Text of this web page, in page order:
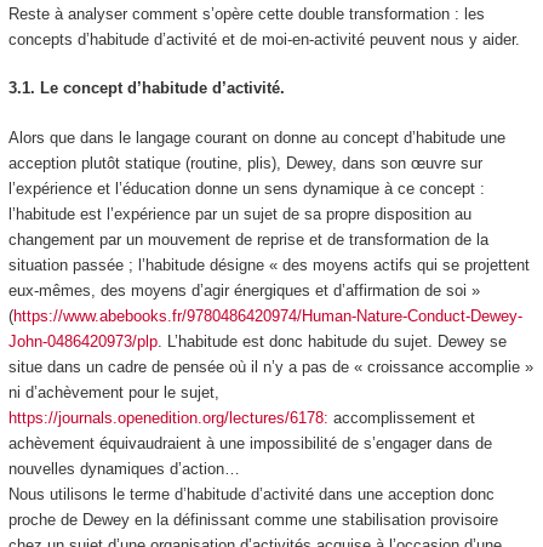
Reste à analyser comment s’opère cette double transformation : les
concepts d’habitude d’activitéet de moi-en-activitépeuvent nous y aider.
3.1. Le concept d’habitude d’activité.
Alors que dans le langage courant on donne au concept d’habitude une
acception plutôt statique (routine, plis), Dewey, dans son œuvre sur
l’expérience et l’éducation donne un sens dynamiqueà ce concept :
l’habitude est l’expérience par un sujet de sa propre disposition au
changement par un mouvement de reprise et de transformation de la
situation passée; l’habitude désigne « des moyens actifs qui se projettent
eux-mêmes, des moyens d’agir énergiques et d’affirmation de soi »
(https://www.abebooks.fr/9780486420974/Human-Nature-Conduct-Dewey-
John-0486420973/plp. L’habitude est donc habitude du sujet. Dewey se
situe dans un cadre de pensée où il n’y a pas de « croissance accomplie »
ni d’achèvement pour le sujet,
https://journals.openedition.org/lectures/6178: accomplissement et
achèvement équivaudraient à une impossibilité de s’engager dans de
nouvelles dynamiques d’action…
Nous utilisons le terme d’ habitude d’activitédans une acception donc
proche de Dewey en la définissant comme une stabilisation provisoire